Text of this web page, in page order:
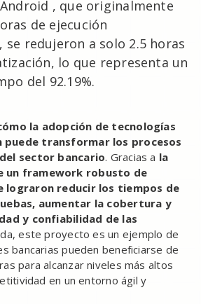
, que originalmente
de ejecución
se redujeron a solo 2.5 horas
lo que representa un
del 92.19%.
la adopción de tecnologías
puede transformar los procesos
sector bancario. Gracias a la
un framework robusto de
lograron reducir los tiempos de
aumentar la cobertura y
y confiabilidad de las
este proyecto es un ejemplo de
bancarias pueden beneficiarse de
para alcanzar niveles más altos
en un entorno ágil y